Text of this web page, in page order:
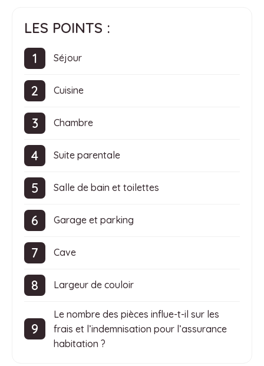
LES POINTS :
Séjour
Cuisine
Chambre
Suite parentale
Salle de bain et toilettes
Garage et parking
Cave
Largeur de couloir
Le nombre des pièces influe-t-il sur les
frais et l’indemnisation pour l’assurance
habitation ?